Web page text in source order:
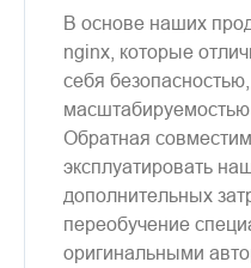
В основе наших
nginx, которые
себя
масштабируемостью
Обратная
эксплуатировать
дополнительных
переобучение
оригинальными